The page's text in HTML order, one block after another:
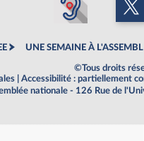
UNE SEMAINE À
©Tous droits
Accessibilité : partiellement
nationale - 126 Rue de